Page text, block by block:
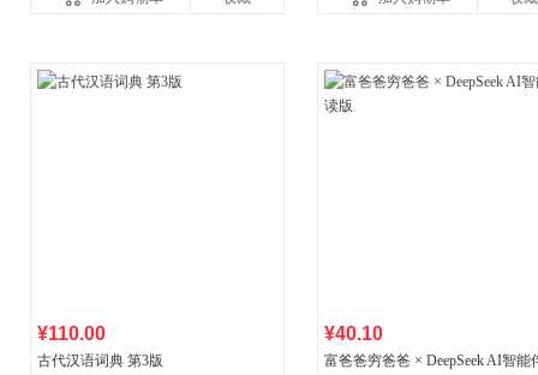
¥110.00
古代汉语词典 第3版
¥40.10
富爸爸穷爸爸 × DeepSeek AI智能